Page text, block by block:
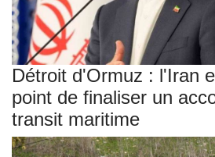
Détroit d'Ormuz : l'Iran
point de finaliser un
transit maritime